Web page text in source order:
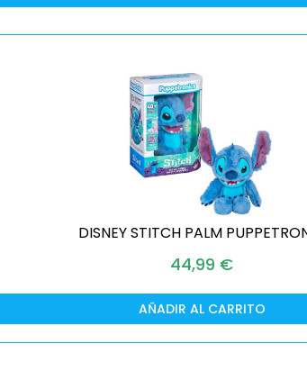
DISNEY STITCH PALM
44,99 €
AÑADIR AL CARRITO